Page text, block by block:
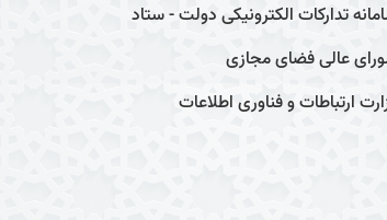
تدارکات الکترونیکی دولت - ستاد
عالی فضای مجازی
ارتباطات و فناوری اطلاعات